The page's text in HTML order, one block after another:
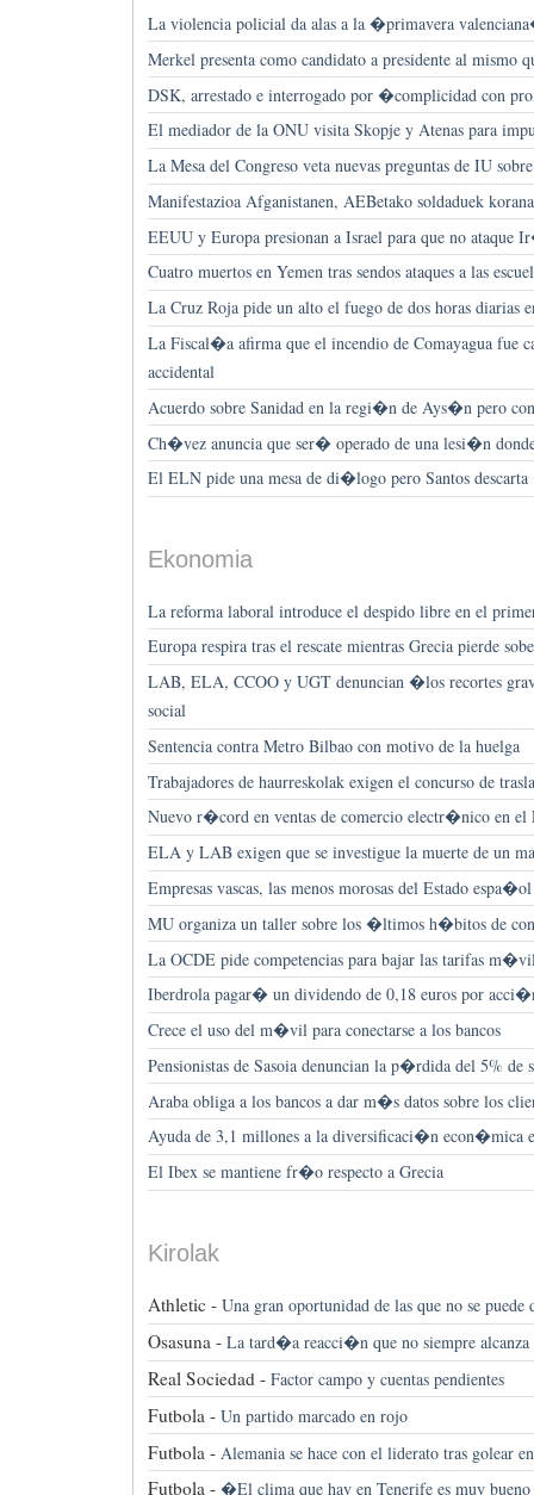
La violencia policial da alas a la �primavera
Merkel presenta como candidato a presidente al mismo
DSK, arrestado e interrogado por �complicidad con
El mediador de la ONU visita Skopje y Atenas para
La Mesa del Congreso veta nuevas preguntas de IU
Manifestazioa Afganistanen, AEBetako soldaduek
EEUU y Europa presionan a Israel para que no ataque
Cuatro muertos en Yemen tras sendos ataques a las
La Cruz Roja pide un alto el fuego de dos horas diarias
La Fiscal�a afirma que el incendio de Comayagua fue
accidental
Acuerdo sobre Sanidad en la regi�n de Ays�n pero
Ch�vez anuncia que ser� operado de una lesi�n
El ELN pide una mesa de di�logo pero Santos
Ekonomia
La reforma laboral introduce el despido libre en el
Europa respira tras el rescate mientras Grecia pierde
LAB, ELA, CCOO y UGT denuncian �los recortes
social
Sentencia contra Metro Bilbao con motivo de la huelga
Trabajadores de haurreskolak exigen el concurso de
Nuevo r�cord en ventas de comercio electr�nico en el
ELA y LAB exigen que se investigue la muerte de un
Empresas vascas, las menos morosas del Estado espa�ol
MU organiza un taller sobre los �ltimos h�bitos de
La OCDE pide competencias para bajar las tarifas
Iberdrola pagar� un dividendo de 0,18 euros por
Crece el uso del m�vil para conectarse a los bancos
Pensionistas de Sasoia denuncian la p�rdida del 5% de
Araba obliga a los bancos a dar m�s datos sobre los
Ayuda de 3,1 millones a la diversificaci�n econ�mica
El Ibex se mantiene fr�o respecto a Grecia
Kirolak
Athletic - Una gran oportunidad de las que no se puede
Osasuna - La tard�a reacci�n que no siempre alcanza
Real Sociedad - Factor campo y cuentas pendientes
Futbola - Un partido marcado en rojo
Futbola - Alemania se hace con el liderato tras golear
Futbola - �El clima que hay en Tenerife es muy